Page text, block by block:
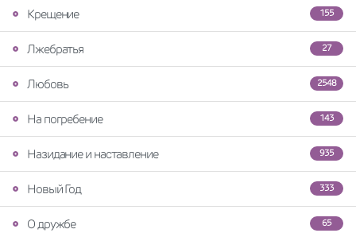
155
Крещение
27
Лжебратья
2548
Любовь
143
На погребение
935
Назидание и наставление
333
Новый Год
65
О дружбе